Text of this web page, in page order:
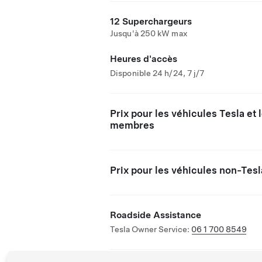
12 Superchargeurs
Jusqu'à 250 kW max
Heures d'accès
Disponible 24 h/24, 7 j/7
Prix pour les véhicules Tesla et
membres
Prix pour les véhicules non-
Roadside Assistance
Tesla Owner Service: 06 1 700 8549